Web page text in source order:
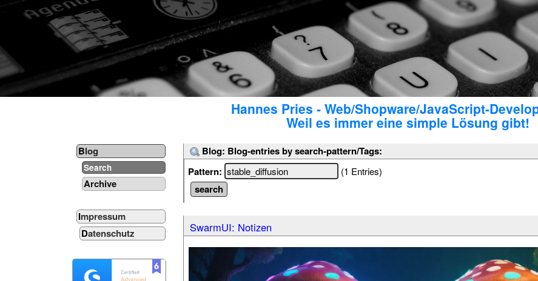
Hannes Pries - Web/Shopware/JavaScript-
Weil es immer eine simple Lösung gibt!
Blog
Search
Archive
Impressum
Datenschutz
Blog: Blog-entries by search-pattern/Tags:
Pattern:
(1 Entries)
SwarmUI: Notizen